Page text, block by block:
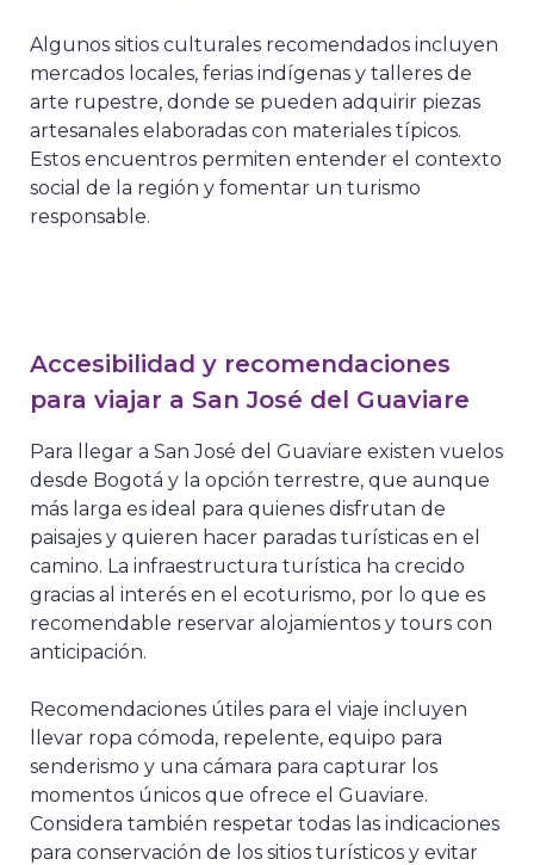
Algunos sitios culturales recomendados incluyen
mercados locales, ferias indígenas y talleres de
arte rupestre, donde se pueden adquirir piezas
artesanales elaboradas con materiales típicos.
Estos encuentros permiten entender el contexto
social de la región y fomentar un turismo
responsable.
Accesibilidad y recomendaciones
para viajar a San José del Guaviare
Para llegar a San José del Guaviare existen vuelos
desde Bogotá y la opción terrestre, que aunque
más larga es ideal para quienes disfrutan de
paisajes y quieren hacer paradas turísticas en el
camino. La infraestructura turística ha crecido
gracias al interés en el ecoturismo, por lo que es
recomendable reservar alojamientos y tours con
anticipación.
Recomendaciones útiles para el viaje incluyen
llevar ropa cómoda, repelente, equipo para
senderismo y una cámara para capturar los
momentos únicos que ofrece el Guaviare.
Considera también respetar todas las indicaciones
para conservación de los sitios turísticos y evitar